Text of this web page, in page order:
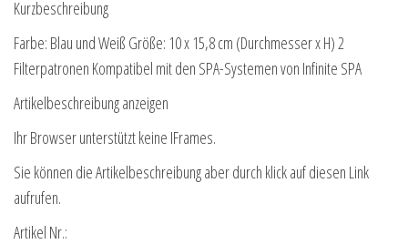
Kurzbeschreibung
Farbe: Blau und Weiß Größe: 10 x 15,8 cm (Durchmesser x H) 2
Filterpatronen Kompatibel mit den SPA-Systemen von Infinite SPA
Artikelbeschreibung anzeigen
Ihr Browser unterstützt keine IFrames.
Sie können die Artikelbeschreibung aber durch klick auf diesen Link
aufrufen.
Artikel Nr.: